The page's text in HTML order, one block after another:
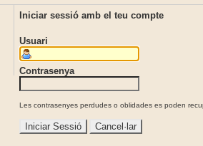
Iniciar sessió amb el teu compte
Usuari
Contrasenya
Les contrasenyes perdudes o oblidades es poden